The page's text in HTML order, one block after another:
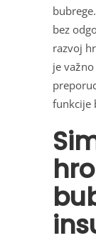
bez
razvoj
je
funkcije